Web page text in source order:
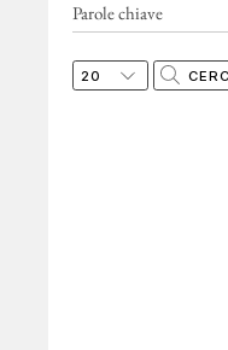
Parole chiave